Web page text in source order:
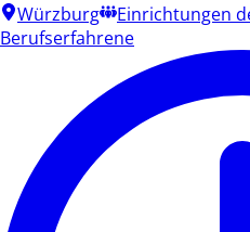
Würzburg
Einrichtungen
Berufserfahrene